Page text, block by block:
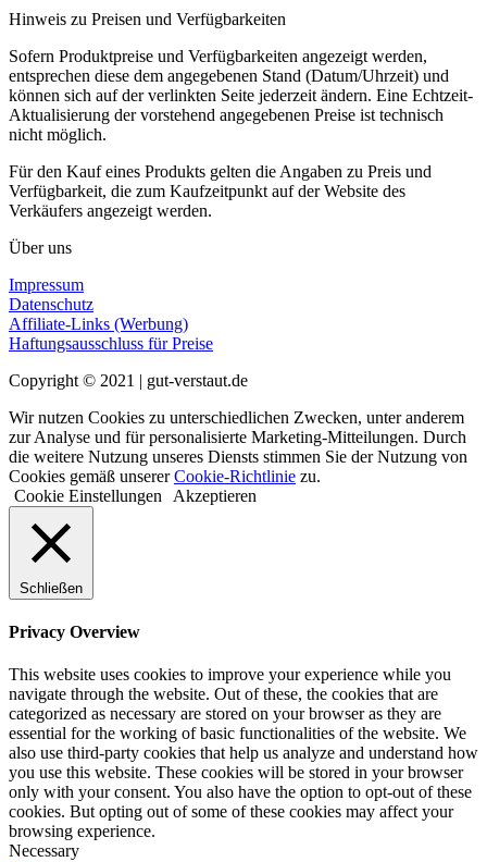
Hinweis zu Preisen und Verfügbarkeiten
Sofern Produktpreise und Verfügbarkeiten angezeigt werden,
entsprechen diese dem angegebenen Stand (Datum/Uhrzeit) und
können sich auf der verlinkten Seite jederzeit ändern. Eine Echtzeit-
Aktualisierung der vorstehend angegebenen Preise ist technisch
nicht möglich.
Für den Kauf eines Produkts gelten die Angaben zu Preis und
Verfügbarkeit, die zum Kaufzeitpunkt auf der Website des
Verkäufers angezeigt werden.
Über uns
Impressum
Datenschutz
Affiliate-Links (Werbung)
Haftungsausschluss für Preise
Copyright © 2021 | gut-verstaut.de
Wir nutzen Cookies zu unterschiedlichen Zwecken, unter anderem
zur Analyse und für personalisierte Marketing-Mitteilungen. Durch
die weitere Nutzung unseres Diensts stimmen Sie der Nutzung von
Cookies gemäß unsererCookie-Richtlinie zu.
Cookie Einstellungen
Akzeptieren
Schließen
Privacy Overview
This website uses cookies to improve your experience while you
navigate through the website. Out of these, the cookies that are
categorized as necessary are stored on your browser as they are
essential for the working of basic functionalities of the website. We
also use third-party cookies that help us analyze and understand how
you use this website. These cookies will be stored in your browser
only with your consent. You also have the option to opt-out of these
cookies. But opting out of some of these cookies may affect your
browsing experience.
Necessary